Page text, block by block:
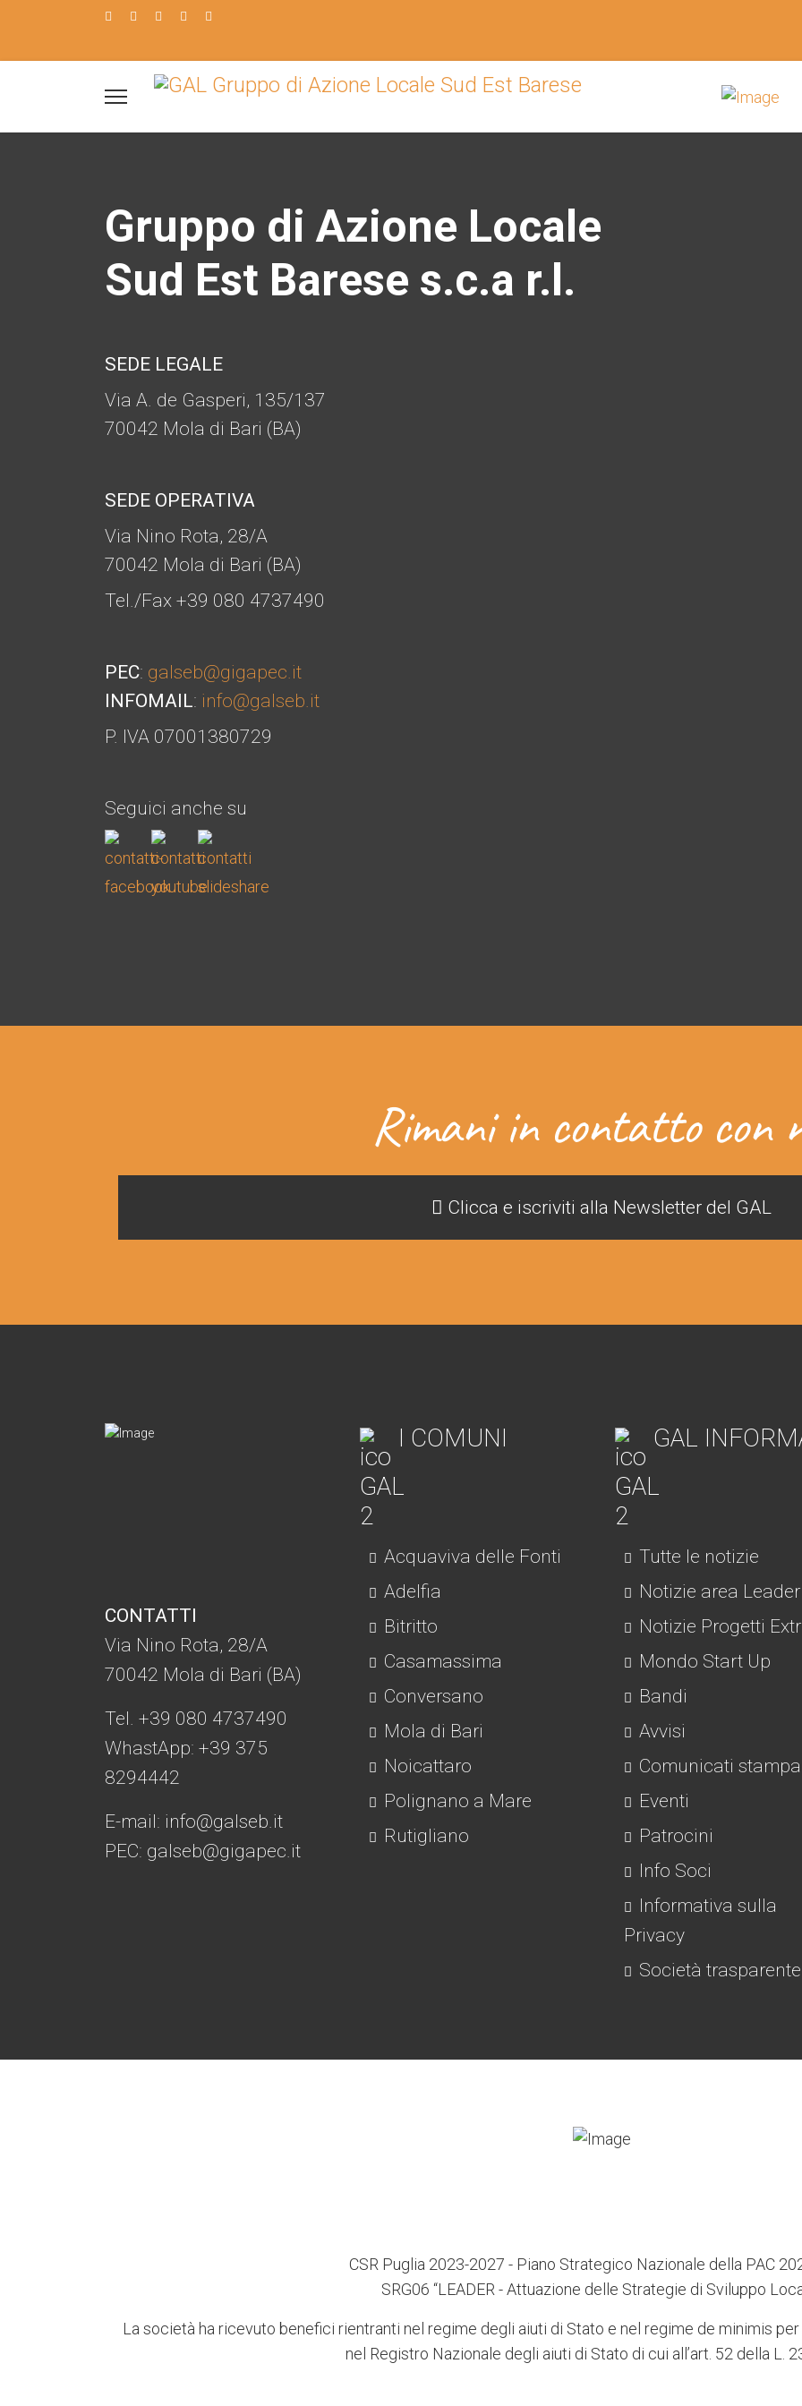
Gruppo di Azione Locale
Sud Est Barese s.c.a r.l.
SEDE LEGALE
Via A. de Gasperi, 135/137
70042 Mola di Bari (BA)
SEDE OPERATIVA
Via Nino Rota, 28/A
70042 Mola di Bari (BA)
Tel./Fax +39 080 4737490
PEC: galseb@gigapec.it
INFOMAIL: info@galseb.it
P. IVA 07001380729
Seguici anche su
Rimani in contatto con
Clicca e iscriviti alla Newsletter del GAL
CONTATTI
Via Nino Rota, 28/A
70042 Mola di Bari (BA)
Tel. +39 080 4737490
WhastApp: +39 375
8294442
E-mail: info@galseb.it
PEC: galseb@gigapec.it
I COMUNI
Acquaviva delle Fonti
Adelfia
Bitritto
Casamassima
Conversano
Mola di Bari
Noicattaro
Polignano a Mare
Rutigliano
GAL
Tutte le notizie
Notizie area Leader
Notizie Progetti
Mondo Start Up
Bandi
Avvisi
Comunicati stampa
Eventi
Patrocini
Info Soci
Informativa sulla
Privacy
Società trasparente
CSR Puglia 2023-2027 - Piano Strategico Nazionale della PAC
SRG06 “LEADER - Attuazione delle Strategie di Sviluppo
La società ha ricevuto benefici rientranti nel regime degli aiuti di Stato e nel regime de minimis
nel Registro Nazionale degli aiuti di Stato di cui all’art. 52 della L.